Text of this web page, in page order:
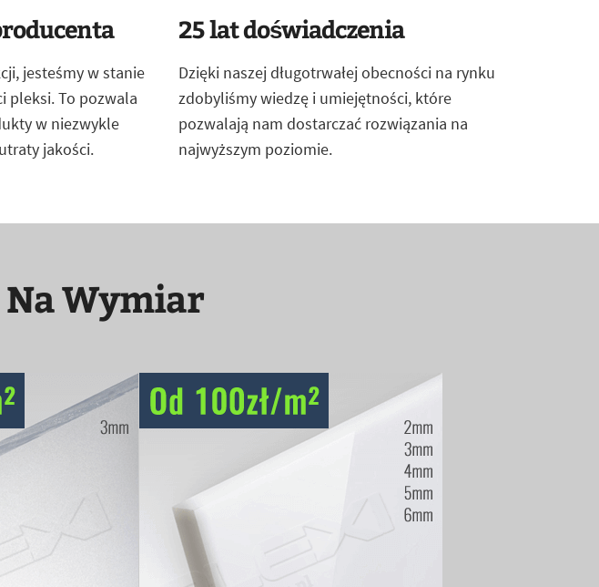
jesteśmy w stanie
pleksi. To pozwala
w niezwykle
jakości.
25 lat doświadczenia
Dzięki naszej długotrwałej obecności na rynku
zdobyliśmy wiedzę i umiejętności, które
pozwalają nam dostarczać rozwiązania na
najwyższym poziomie.
Na Wymiar